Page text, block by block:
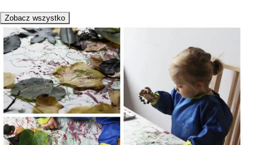
Zobacz wszystko